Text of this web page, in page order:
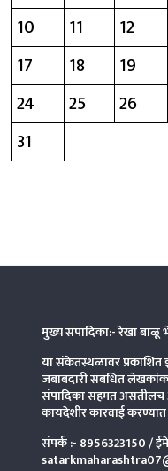
10
11 12
17
18 19
24
25 26
31
मुख्य संपादिका:- रेखा बाळू
या संकेतस्थळावर
जबाबदारी संबंधित
संपादिकासहमत असतीलच
कायदेशीर कारवाई
संपर्क :- 8956323150/